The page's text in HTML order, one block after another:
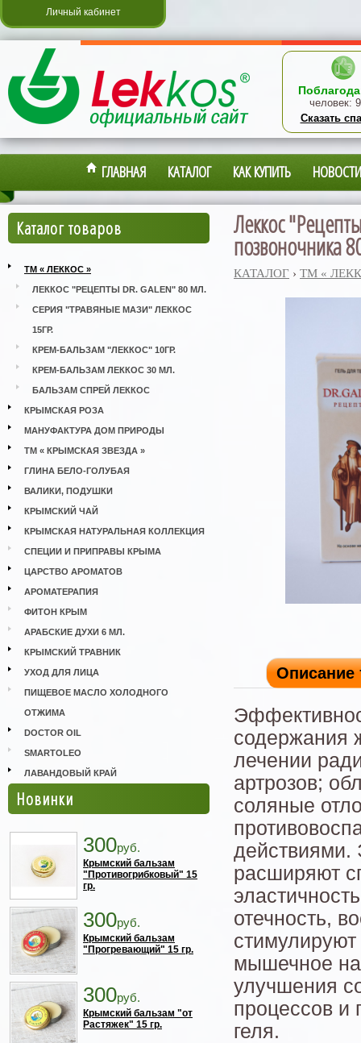
Личный кабинет
человек:
Сказать
ГЛАВНАЯ КАТАЛОГ КАК КУПИТЬ НОВОСТИ
Каталог товаров
ТМ « ЛЕККОС »
ЛЕККОС "РЕЦЕПТЫ DR. GALEN" 80 МЛ.
СЕРИЯ "ТРАВЯНЫЕ МАЗИ" ЛЕККОС
15ГР.
КРЕМ-БАЛЬЗАМ "ЛЕККОС" 10ГР.
КРЕМ-БАЛЬЗАМ ЛЕККОС 30 МЛ.
БАЛЬЗАМ СПРЕЙ ЛЕККОС
КРЫМСКАЯ РОЗА
МАНУФАКТУРА ДОМ ПРИРОДЫ
ТМ « КРЫМСКАЯ ЗВЕЗДА »
ГЛИНА БЕЛО-ГОЛУБАЯ
ВАЛИКИ, ПОДУШКИ
КРЫМСКИЙ ЧАЙ
КРЫМСКАЯ НАТУРАЛЬНАЯ КОЛЛЕКЦИЯ
СПЕЦИИ И ПРИПРАВЫ КРЫМА
ЦАРСТВО АРОМАТОВ
АРОМАТЕРАПИЯ
ФИТОН КРЫМ
АРАБСКИЕ ДУХИ 6 МЛ.
КРЫМСКИЙ ТРАВНИК
УХОД ДЛЯ ЛИЦА
ПИЩЕВОЕ МАСЛО ХОЛОДНОГО
ОТЖИМА
DOCTOR OIL
SMARTOLEO
ЛАВАНДОВЫЙ КРАЙ
Новинки
300руб.
Крымский бальзам
"Противогрибковый" 15
гр.
300руб.
Крымский бальзам
"Прогревающий" 15 гр.
300руб.
Крымский бальзам "от
Растяжек" 15 гр.
Леккос
позвоночника
КАТАЛОГ › ТМ «
Описание
содержания
лечении
артрозов;
соляные
расширяют
отечность,
мышечное
улучшения
процессов и
геля.